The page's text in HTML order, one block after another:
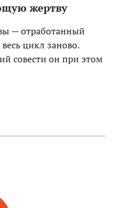
жертву
— отработанный
цикл заново.
совести он при этом